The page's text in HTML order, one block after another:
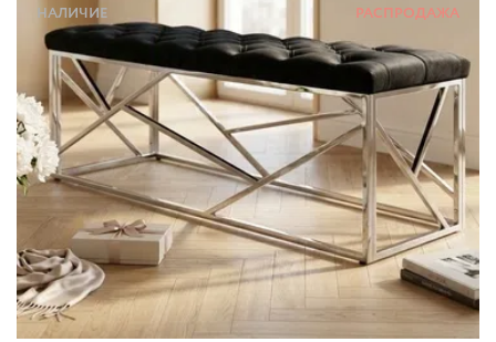
РАСПРОДАЖА
НАЛИЧИЕ